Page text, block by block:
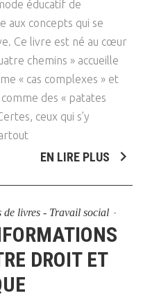
éducatif de
aux concepts qui se
Ce livre est né au cœur
chemins » accueille
« cas complexes » et
des « patates
ceux qui s’y
EN LIRE PLUS
de livres - Travail social
DROIT ET